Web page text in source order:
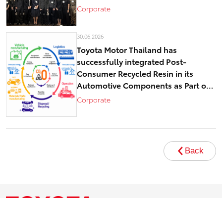
Corporate
30.06.2026
Toyota Motor Thailand has
successfully integrated Post-
Consumer Recycled Resin in its
Automotive Components as Part of
Circular Economy Efforts toward
Corporate
Back